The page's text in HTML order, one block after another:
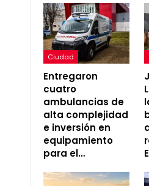
Ciudad
Entregaron
cuatro
ambulancias de
alta complejidad
e inversión en
equipamiento
para el…